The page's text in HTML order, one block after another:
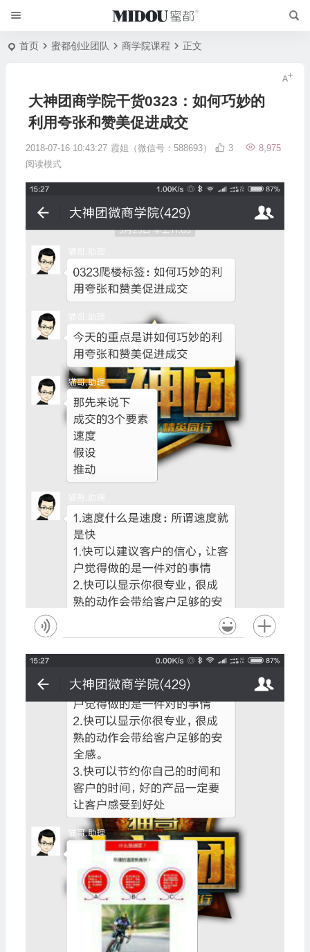
首页 蜜都创业团队 商学院课程 正文
大神团商学院干货0323：如何巧妙的
利用夸张和赞美促进成交
2018-07-16 10:43:27 霞姐（微信号：588693） 8,975
3
阅读模式